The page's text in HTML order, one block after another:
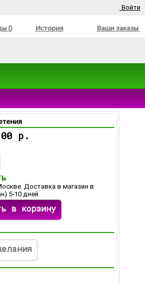
Войти
() История Ваши заказы
р.
Доставка в магазин в
5-10 дней.
в корзину